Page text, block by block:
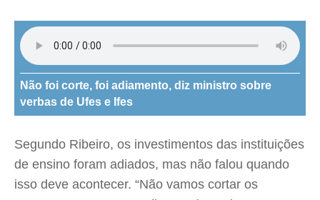
Não foi corte, foi adiamento, diz ministro sobre
verbas de Ufes e Ifes
Segundo Ribeiro, os investimentos das instituições
de ensino foram adiados, mas não falou quando
isso deve acontecer. “Não vamos cortar os